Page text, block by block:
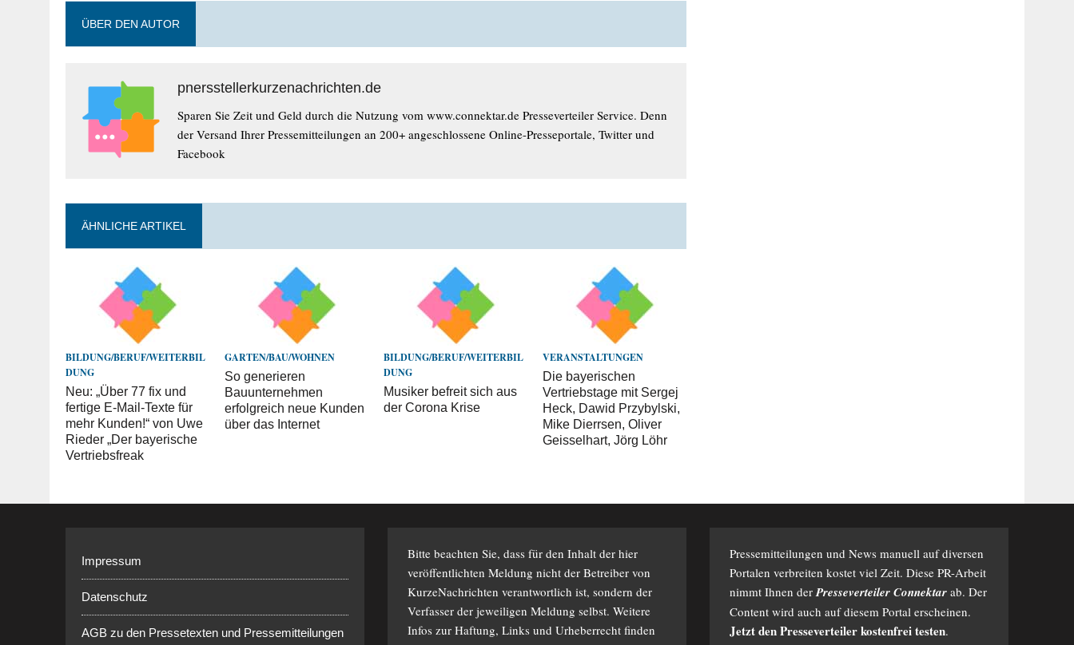
ÜBER DEN AUTOR
pnersstellerkurzenachrichten.de
Sparen Sie Zeit und Geld durch die Nutzung vom www.connektar.de Presseverteiler Service. Denn
der Versand Ihrer Pressemitteilungen an 200+ angeschlossene Online-Presseportale, Twitter und
Facebook
ÄHNLICHE ARTIKEL
BILDUNG/BERUF/WEITERBIL
DUNG
Neu: „Über 77 fix und
fertige E-Mail-Texte für
mehr Kunden!“ von Uwe
Rieder „Der bayerische
Vertriebsfreak
GARTEN/BAU/WOHNEN
So generieren
Bauunternehmen
erfolgreich neue Kunden
über das Internet
BILDUNG/BERUF/WEITERBIL
DUNG
Musiker befreit sich aus
der Corona Krise
VERANSTALTUNGEN
Die bayerischen
Vertriebstage mit Sergej
Heck, Dawid Przybylski,
Mike Dierrsen, Oliver
Geisselhart, Jörg Löhr
Impressum
Datenschutz
AGB zu den Pressetexten und Pressemitteilungen
Bitte beachten Sie, dass für den Inhalt der hier
veröffentlichten Meldung nicht der Betreiber von
KurzeNachrichten verantwortlich ist, sondern der
Verfasser der jeweiligen Meldung selbst. Weitere
Infos zur Haftung, Links und Urheberrecht finden
Pressemitteilungen und News manuell auf diversen
Portalen verbreiten kostet viel Zeit. Diese PR-Arbeit
nimmt Ihnen derPresseverteiler Connektar ab. Der
Content wird auch auf diesem Portal erscheinen.
Jetzt den Presseverteiler kostenfrei testen.